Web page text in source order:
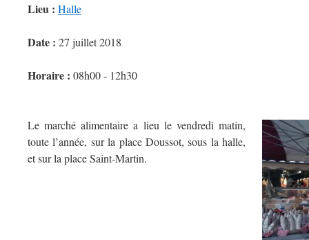
Lieu : Halle
Date : 27 juillet 2018
Horaire : 08h00 - 12h30
Le marché alimentaire a lieu le vendredi matin,
toute l’année, sur la place Doussot, sous la halle,
et sur la place Saint-Martin.